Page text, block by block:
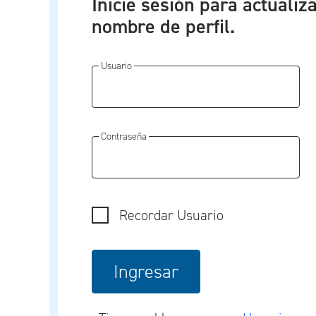
nombre de perfil.
Usuario
Contraseña
Recordar Usuario